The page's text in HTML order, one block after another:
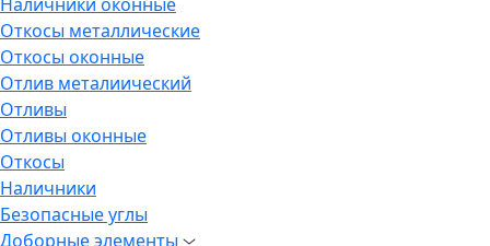
Откосы металлические
Откосы оконные
Отлив металиический
Отливы
Отливы оконные
Откосы
Наличники
Безопасные углы
Доборные элементы